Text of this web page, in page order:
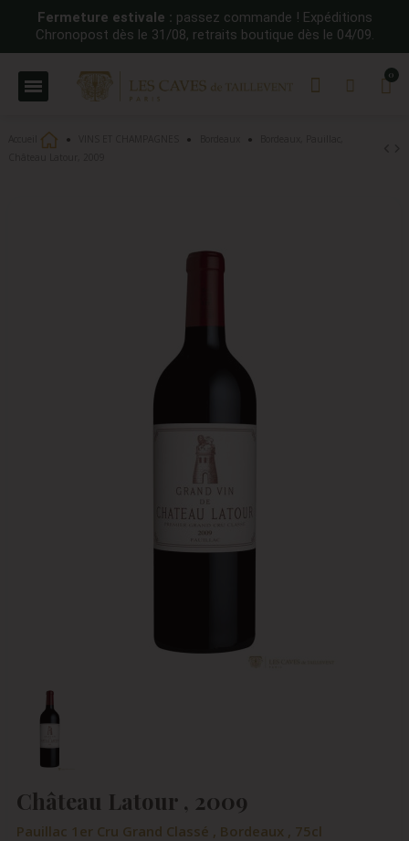
Fermeture estivale : passez commande ! Expéditions
Chronopost dès le 31/08, retraits boutique dès le 04/09.
Château Latour , 2009
Pauillac 1er Cru Grand Classé , Bordeaux , 75cl